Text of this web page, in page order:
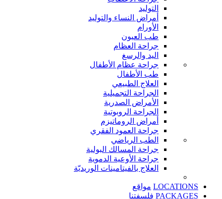
التوليد
أمراض النساء والتوليد
الأورام
طب العيون
جراحة العظام
اليد والرسغ
جراحة عظام الأطفال
طب الأطفال
العلاج الطبيعي
الجراحة التجميلية
الأمراض الصدرية
الجراحة الروبوتية
أمراض الروماتيزم
جراحة العمود الفقري
الطب الرياضي
جراحة المسالك البولية
جراحة الأوعية الدموية
العلاج بالفيتامينات الوريديّة
LOCATIONS مواقع
PACKAGES فلسفتنا